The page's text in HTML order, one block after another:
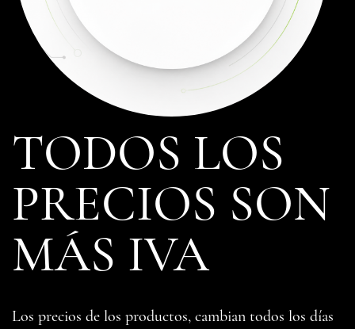
TODOS LOS
PRECIOS SON
MÁS IVA
Los precios de los productos, cambian todos los días